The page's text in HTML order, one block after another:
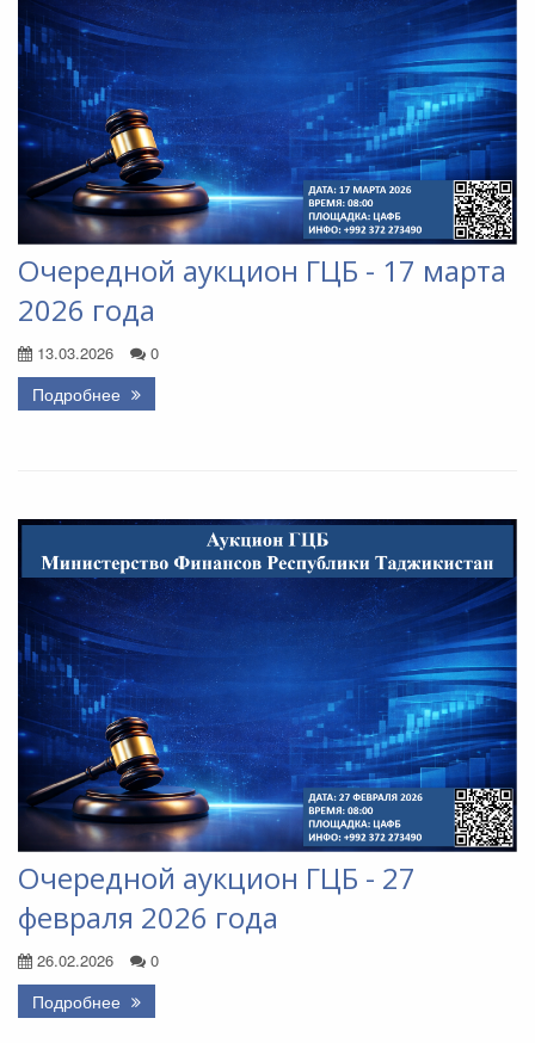
Очередной аукцион ГЦБ - 17 марта
2026 года
13.03.2026 0
Подробнее
Очередной аукцион ГЦБ - 27
февраля 2026 года
26.02.2026 0
Подробнее